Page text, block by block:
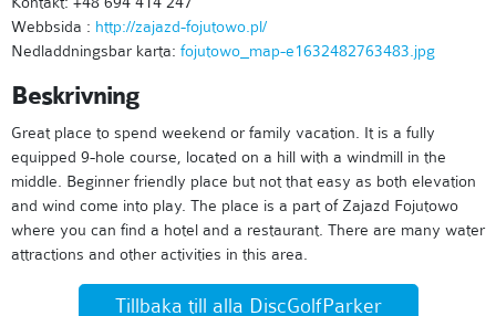
Webbsida : http://zajazd-fojutowo.pl/
Nedladdningsbar karta: fojutowo_map-e1632482763483.jpg
Beskrivning
Great place to spend weekend or family vacation. It is a fully
equipped 9-hole course, located on a hill with a windmill in the
middle. Beginner friendly place but not that easy as both elevation
and wind come into play. The place is a part of Zajazd Fojutowo
where you can find a hotel and a restaurant. There are many water
attractions and other activities in this area.
Tillbaka till alla DiscGolfParker